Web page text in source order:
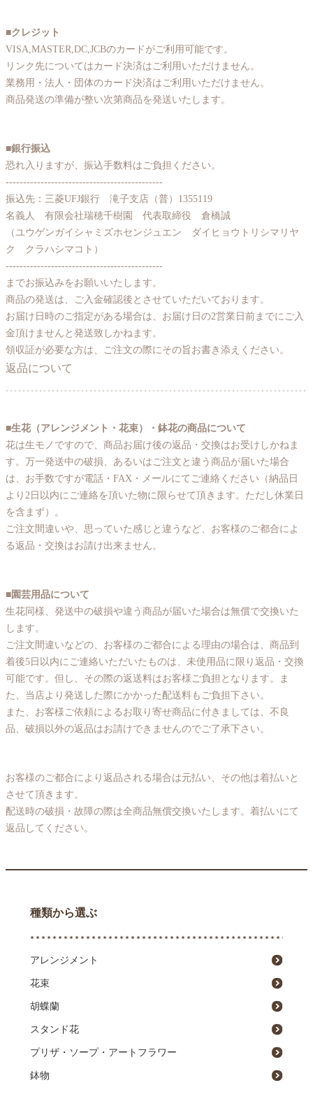
■クレジット
VISA,MASTER,DC,JCBのカードがご利用可能です。
リンク先についてはカード決済はご利用いただけません。
業務用・法人・団体のカード決済はご利用いただけません。
商品発送の準備が整い次第商品を発送いたします。
■銀行振込
恐れ入りますが、振込手数料はご負担ください。
---------------------------------------------
振込先：三菱UFJ銀行 滝子支店（普）1355119
名義人 有限会社瑞穂千樹園 代表取締役 倉橋誠
（ユウゲンガイシャミズホセンジュエン ダイヒョウトリシマリヤ
ク クラハシマコト）
---------------------------------------------
までお振込みをお願いいたします。
商品の発送は、ご入金確認後とさせていただいております。
お届け日時のご指定がある場合は、お届け日の2営業日前までにご入
金頂けませんと発送致しかねます。
領収証が必要な方は、ご注文の際にその旨お書き添えください。
返品について
■生花（アレンジメント・花束）・鉢花の商品について
花は生モノですので、商品お届け後の返品・交換はお受けしかねま
す。万一発送中の破損、あるいはご注文と違う商品が届いた場合
は、お手数ですが電話・FAX・メールにてご連絡ください（納品日
より2日以内にご連絡を頂いた物に限らせて頂きます。ただし休業日
を含まず）。
ご注文間違いや、思っていた感じと違うなど、お客様のご都合によ
る返品・交換はお請け出来ません。
■園芸用品について
生花同様、発送中の破損や違う商品が届いた場合は無償で交換いた
します。
ご注文間違いなどの、お客様のご都合による理由の場合は、商品到
着後5日以内にご連絡いただいたものは、未使用品に限り返品・交換
可能です。但し、その際の返送料はお客様ご負担となります。ま
た、当店より発送した際にかかった配送料もご負担下さい。
また、お客様ご依頼によるお取り寄せ商品に付きましては、不良
品、破損以外の返品はお請けできませんのでご了承下さい。
お客様のご都合により返品される場合は元払い、その他は着払いと
させて頂きます。
配送時の破損・故障の際は全商品無償交換いたします。着払いにて
返品してください。
種類から選ぶ
アレンジメント
花束
胡蝶蘭
スタンド花
プリザ・ソープ・アートフラワー
鉢物